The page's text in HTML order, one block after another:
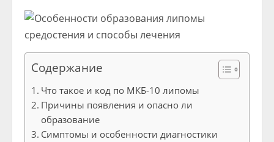
Содержание
Что такое и код по МКБ-10 липомы
Причины появления и опасно ли
образование
Симптомы и особенности диагностики